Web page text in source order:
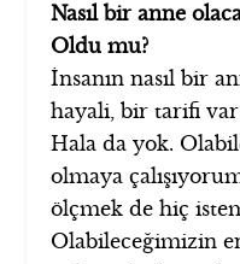
Nasıl bir anne
Oldu mu?
İnsanın nasıl bir
hayali, bir tarifi var
Hala da yok.
olmaya
ölçmek de hiç
Olabileceğimizin